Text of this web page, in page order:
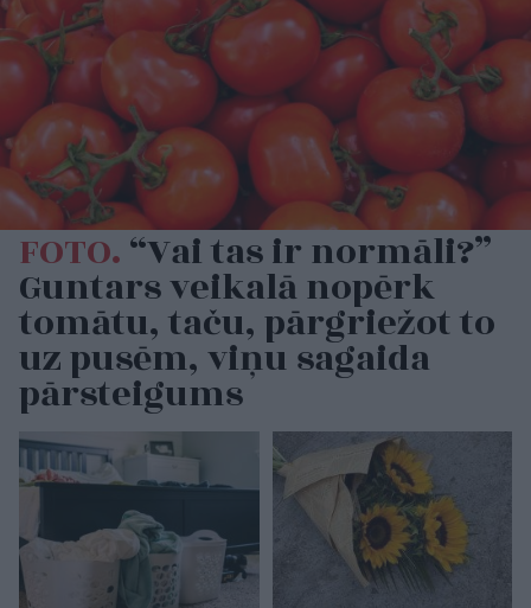
FOTO.“Vai tas ir normāli?”
Guntars veikalā nopērk
tomātu, taču, pārgriežot to
uz pusēm, viņu sagaida
pārsteigums